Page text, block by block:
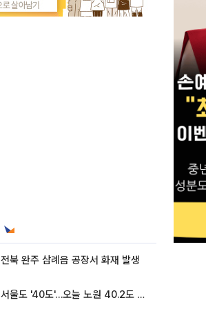
전북 완주 삼례읍 공장서 화재 발생
서울도 '40도'…오늘 노원 40.2도 기록